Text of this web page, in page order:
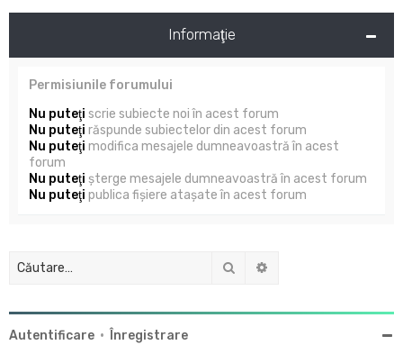
Informaţie
Permisiunile forumului
Nu puteţi scrie subiecte noi în acest forum
Nu puteţi răspunde subiectelor din acest forum
Nu puteţi modifica mesajele dumneavoastră în acest
forum
Nu puteţi şterge mesajele dumneavoastră în acest forum
Nu puteţi publica fişiere ataşate în acest forum
Căutare
Autentificare • Înregistrare